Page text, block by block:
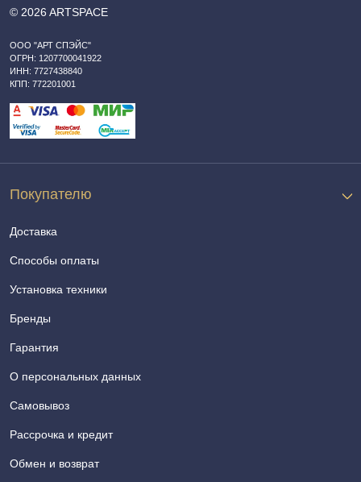
© 2026 ARTSPACE
ООО "АРТ СПЭЙС"
ОГРН: 1207700041922
ИНН: 7727438840
КПП: 772201001
Покупателю
Доставка
Способы оплаты
Установка техники
Бренды
Гарантия
О персональных данных
Самовывоз
Рассрочка и кредит
Обмен и возврат